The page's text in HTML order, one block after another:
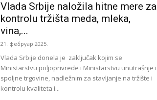
Vlada Srbije naložila hitne mere za
kontrolu tržišta meda, mleka,
vina,...
21. фебруар 2025.
Vlada Srbije donela je zaključak kojim se
Ministarstvu poljoprivrede i Ministarstvu unutrašnje i
spoljne trgovine, nadležnim za stavljanje na tržište i
kontrolu kvaliteta i...